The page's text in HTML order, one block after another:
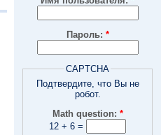
Пароль: *
CAPTCHA
Подтвердите, что Вы не
робот.
Math question: *
12 + 6 =